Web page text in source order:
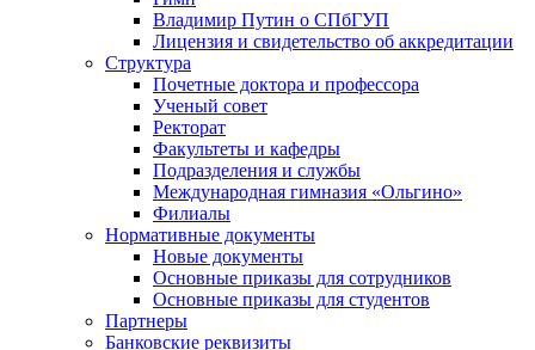
Владимир Путин о СПбГУП
Лицензия и свидетельство об аккредитации
Структура
Почетные доктора и профессора
Ученый совет
Ректорат
Факультеты и кафедры
Подразделения и службы
Международная гимназия «Ольгино»
Филиалы
Нормативные документы
Новые документы
Основные приказы для сотрудников
Основные приказы для студентов
Партнеры
Банковские реквизиты